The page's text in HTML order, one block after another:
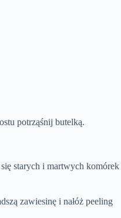
potrząśnij butelką.
starych i martwych komórek
zawiesinę i nałóż peeling